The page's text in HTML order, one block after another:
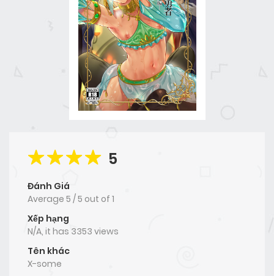
5
Đánh Giá
Average 5 /5 out of 1
Xếp hạng
N/A, it has 3353 views
Tên khác
X-some